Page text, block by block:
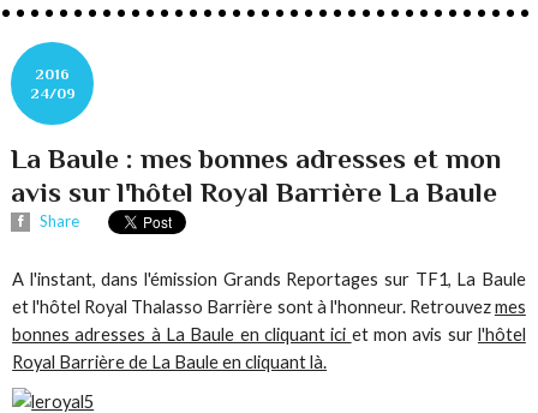
2016
24/09
La Baule : mes bonnes adresses et mon
avis sur l'hôtel Royal Barrière La Baule
Share
A l'instant, dans l'émission Grands Reportages sur TF1, La Baule
et l'hôtel Royal Thalasso Barrière sont à l'honneur. Retrouvezmes
bonnes adresses à La Baule en cliquant ici et mon avis sur l'hôtel
Royal Barrière de La Baule en cliquant là.